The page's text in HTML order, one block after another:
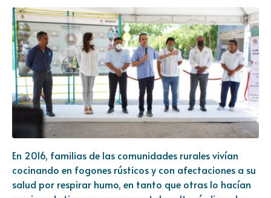
En 2016, familias de las comunidades rurales vivían
cocinando en fogones rústicos y con afectaciones a su
salud por respirar humo, en tanto que otras lo hacían